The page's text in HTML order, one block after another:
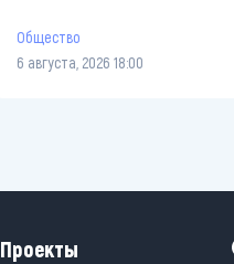
Общество
6 августа, 2026 18:00
Проекты